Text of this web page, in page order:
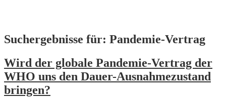
Skip
to
Suchergebnisse für: Pandemie-Vertrag
Wird der globale Pandemie-Vertrag der
WHO uns den Dauer-Ausnahmezustand
bringen?